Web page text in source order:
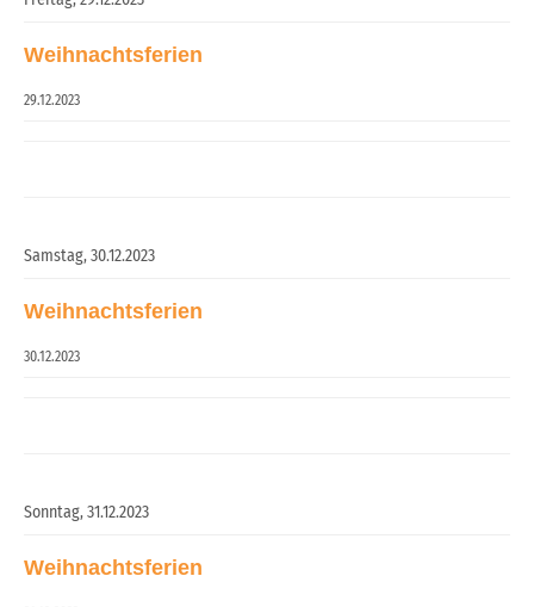
Weihnachtsferien
29.12.2023
Samstag,30.12.2023
Weihnachtsferien
30.12.2023
Sonntag,31.12.2023
Weihnachtsferien